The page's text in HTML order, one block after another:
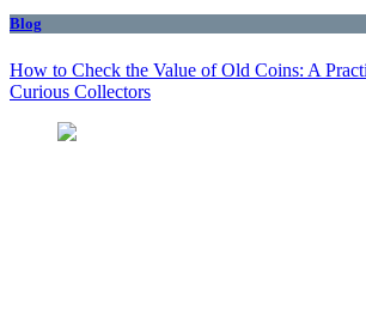
Blog
How to Check the Value of Old Coins: A
Curious Collectors